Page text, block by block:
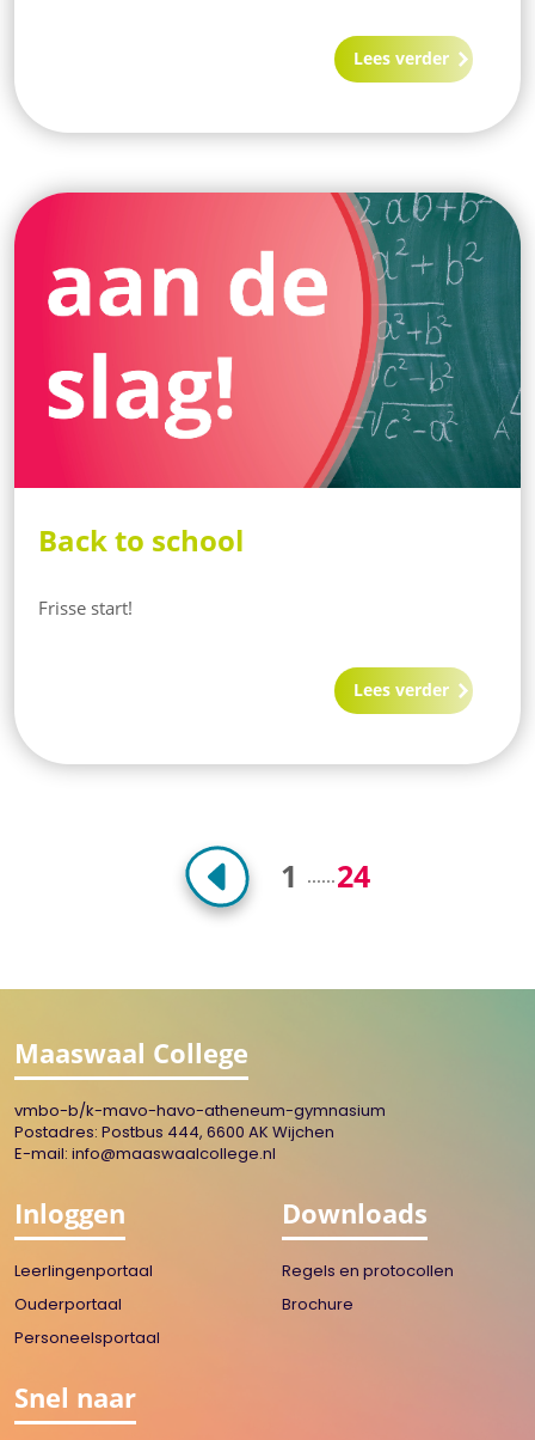
Lees verder
Back to school
Frisse start!
Lees verder
1 ......24
Maaswaal College
vmbo-b/k-mavo-havo-atheneum-gymnasium
Postadres: Postbus 444, 6600 AK Wijchen
E-mail: info@maaswaalcollege.nl
Inloggen
Leerlingenportaal
Ouderportaal
Personeelsportaal
Downloads
Regels en protocollen
Brochure
Snel naar